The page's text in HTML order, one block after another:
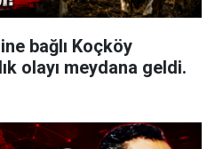
bağlı Koçköy
olayı meydana geldi.